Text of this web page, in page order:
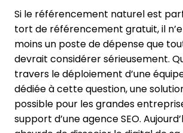
Si le référencement naturel est
tort de référencement gratuit, il
moins un poste de dépense que
devrait considérer sérieusement.
travers le déploiement d’une
dédiée à cette question, une
possible pour les grandes
support d’une agence SEO.